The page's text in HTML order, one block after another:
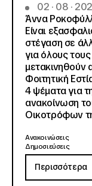
02 · 08 ·
Άννα
Είναι
στέγαση σε
για όλους
μετακινηθούν
Φοιτητική
4 ψέματα για
ανακοίνωση
Οικοτρόφων
Ανακοινώσεις
Δημοσιεύσεις
Περισσότερα